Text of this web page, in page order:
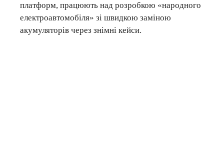
платформ, працюють над розробкою «народного
електроавтомобіля» зі швидкою заміною
акумуляторів через знімні кейси.